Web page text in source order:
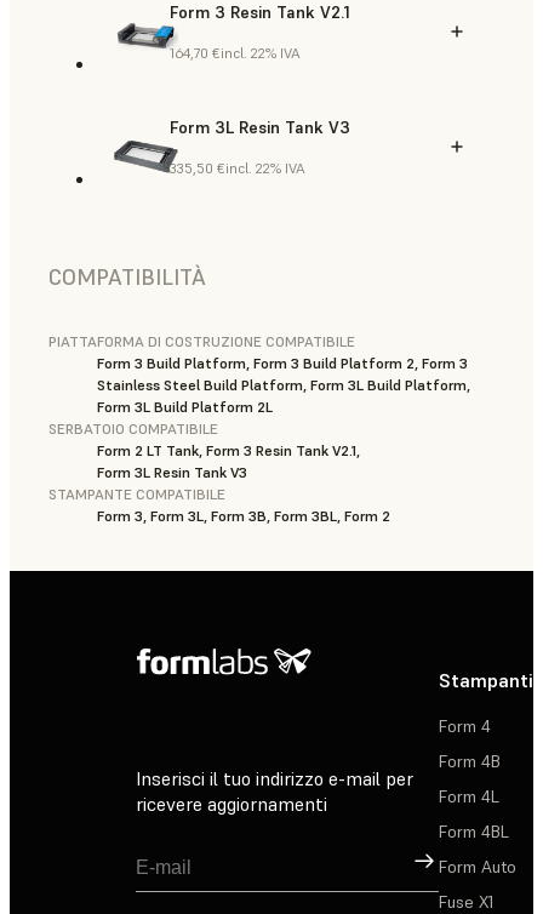
Form 3 Resin Tank V2.1
164,70 €incl. 22% IVA
Form 3L Resin Tank V3
335,50 €incl. 22% IVA
COMPATIBILITÀ
PIATTAFORMA DI COSTRUZIONE COMPATIBILE
Form 3 Build Platform, Form 3 Build Platform 2, Form 3
Stainless Steel Build Platform, Form 3L Build Platform,
Form 3L Build Platform 2L
SERBATOIO COMPATIBILE
Form 2 LT Tank, Form 3 Resin Tank V2.1,
Form 3L Resin Tank V3
STAMPANTE COMPATIBILE
Form 3, Form 3L, Form 3B, Form 3BL, Form 2
Inserisci il tuo indirizzo e-mail per
ricevere aggiornamenti
Registrati
Stampanti
Form 4
Form 4B
Form 4L
Form 4BL
Form Auto
Fuse X1